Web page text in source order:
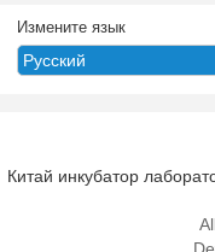
Измените язык
Китай инкубатор